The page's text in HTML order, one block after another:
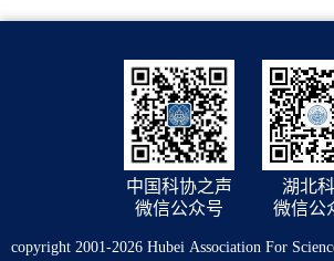
中国科协之声
微信公众号
湖北
微信公
copyright 2001-2026 Hubei Association For